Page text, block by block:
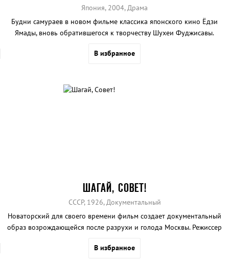
Япония, 2004, Драма
Будни самураев в новом фильме классика японского кино Ёдзи
Ямады, вновь обратившегося к творчеству Шухеи Фуджисавы.
самурая и сразиться в смертельном бою, из которого живым
В избранное
ШАГАЙ, СОВЕТ!
СССР, 1926, Документальный
Новаторский для своего времени фильм создает документальный
образ возрождающейся после разрухи и голода Москвы. Режиссер
раскрытие темы социалистического строительства.
В избранное